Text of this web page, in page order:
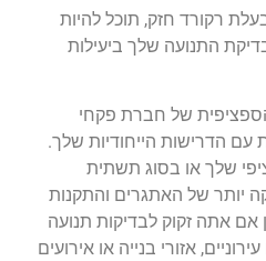
רקורד חזק, תוכל להיות
התנועה שלך ביעילות
של חברת פקחי
עם הדרישות הייחודיות שלך.
שלך או בסוג תשתית
יותר של האתגרים והתקנות
אם אתה זקוק לבדיקות תנועה
אזורי בנייה או אירועים